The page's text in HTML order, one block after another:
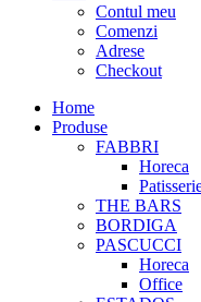
Contul meu
Comenzi
Adrese
Checkout
Home
Produse
FABBRI
Horeca
THE BARS
BORDIGA
PASCUCCI
Horeca
Office